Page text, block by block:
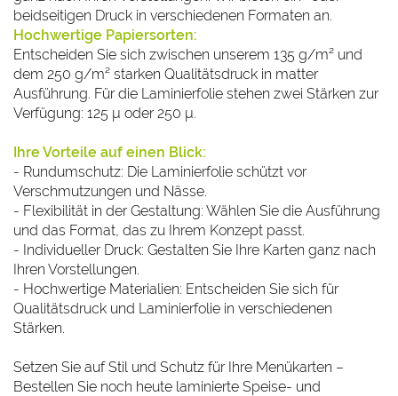
beidseitigen Druck in verschiedenen Formaten an.
Hochwertige Papiersorten:
Entscheiden Sie sich zwischen unserem 135 g/m² und
dem 250 g/m² starken Qualitätsdruck in matter
Ausführung. Für die Laminierfolie stehen zwei Stärken zur
Verfügung: 125 µ oder 250 µ.
Ihre Vorteile auf einen Blick:
- Rundumschutz: Die Laminierfolie schützt vor
Verschmutzungen und Nässe.
- Flexibilität in der Gestaltung: Wählen Sie die Ausführung
und das Format, das zu Ihrem Konzept passt.
- Individueller Druck: Gestalten Sie Ihre Karten ganz nach
Ihren Vorstellungen.
- Hochwertige Materialien: Entscheiden Sie sich für
Qualitätsdruck und Laminierfolie in verschiedenen
Stärken.
Setzen Sie auf Stil und Schutz für Ihre Menükarten –
Bestellen Sie noch heute laminierte Speise- und